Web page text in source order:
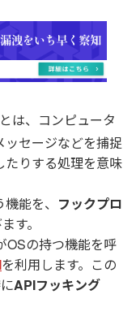
とは、コンピュータ
セージなどを捕捉
たりする処理を意味
能を、 フックプロ
す。
OSの持つ機能を呼
を利用します。この
APIフッキング